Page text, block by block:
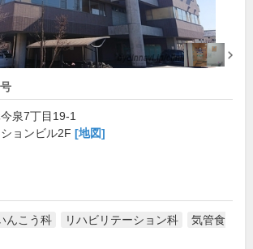
泉7丁目19-1
ョンビル2F [地図]
んこう科 リハビリテーション科
気管食